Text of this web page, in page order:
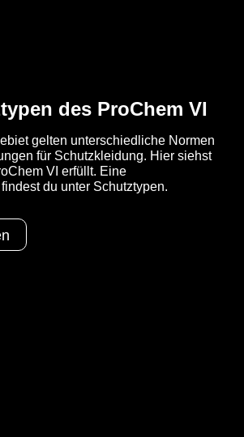
des ProChem VI
gelten unterschiedliche Normen
für Schutzkleidung. Hier siehst
VI erfüllt. Eine
du unter Schutztypen.